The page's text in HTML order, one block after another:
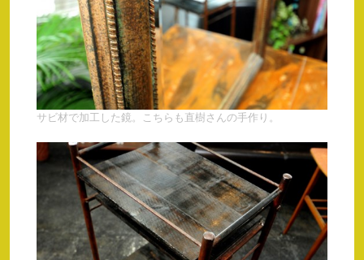
サビ材で加工した鏡。こちらも直樹さんの手作り。